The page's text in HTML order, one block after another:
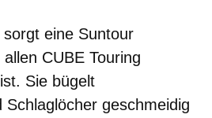
eine Suntour
CUBE Touring
Sie bügelt
Schlaglöcher geschmeidig